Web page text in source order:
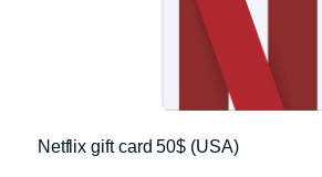
Netflix gift card 50$ (USA)